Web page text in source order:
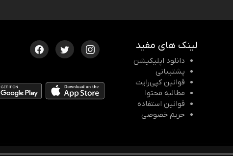
لینک های مفید
دانلود اپلیکیشن
پشتیبانی
قوانین کپی‌رایت
مطالبه محتوا
قوانین استفاده
حریم خصوصی